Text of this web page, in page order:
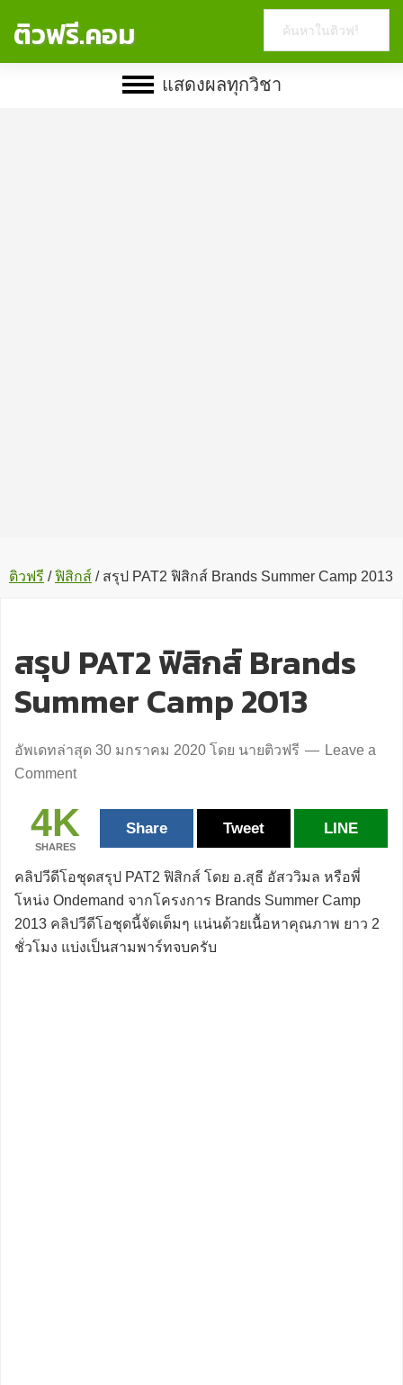
ติวฟรี.คอม
website
แสดงผลทุกวิชา
ติวฟรี / ฟิสิกส์ /สรุป PAT2 ฟิสิกส์ Brands Summer Camp 2013
สรุป PAT2 ฟิสิกส์ Brands
Summer Camp 2013
อัพเดทล่าสุด 30 มกราคม 2020 โดย นายติวฟรี
Leave a
Comment
4K
SHARES
Share Tweet LINE
คลิปวีดีโอชุดสรุป PAT2 ฟิสิกส์ โดย อ.สุธี อัสววิมล หรือพี่
โหน่ง Ondemand จากโครงการ Brands Summer Camp
2013 คลิปวีดีโอชุดนี้จัดเต็มๆ แน่นด้วยเนื้อหาคุณภาพ ยาว 2
ชั่วโมง แบ่งเป็นสามพาร์ทจบครับ